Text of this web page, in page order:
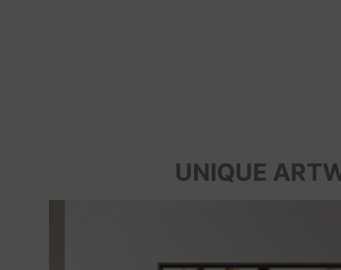
UNIQUE